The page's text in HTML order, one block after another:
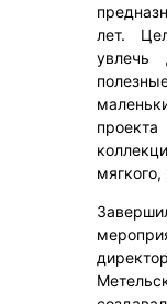
лет.
мягкого,